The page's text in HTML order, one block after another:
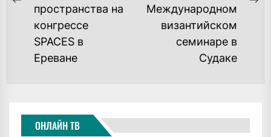
Previous
post:
пространства на
конгрессе
SPACES в
Ереване
Международном
византийском
семинаре в
Судаке
ОНЛАЙН ТВ